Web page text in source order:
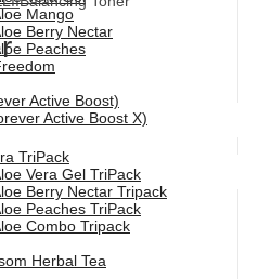
Mango
Berry Nectar
Peaches
Active Boost)
Active Boost X)
TriPack
Vera Gel TriPack
Berry Nectar Tripack
Peaches TriPack
Combo Tripack
Herbal Tea